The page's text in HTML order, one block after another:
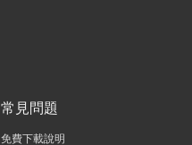
常見問題
免費下載說明